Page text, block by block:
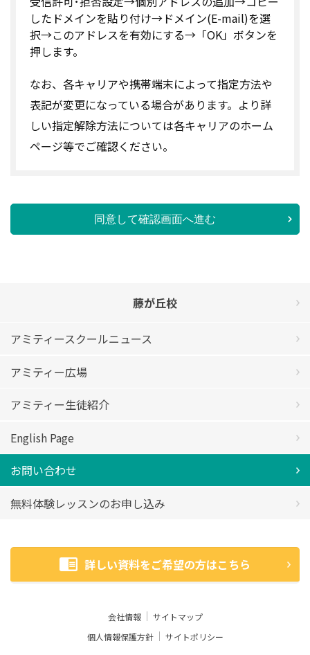
したドメインを貼り付け→ドメイン(E-mail)を選
択→このアドレスを有効にする→「OK」ボタンを
押します。
なお、各キャリアや携帯端末によって指定方法や
表記が変更になっている場合があります。より詳
しい指定解除方法については各キャリアのホーム
ページ等でご確認ください。
同意して確認画面へ進む
藤が丘校
アミティースクールニュース
アミティー広場
アミティー生徒紹介
English Page
お問い合わせ
無料体験レッスンのお申し込み
詳しい資料をご希望の方はこちら
会社情報
サイトマップ
個人情報保護方針
サイトポリシー